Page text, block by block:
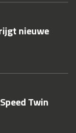
nieuwe
Twin